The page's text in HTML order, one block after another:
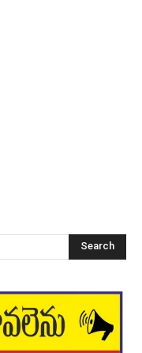
Search